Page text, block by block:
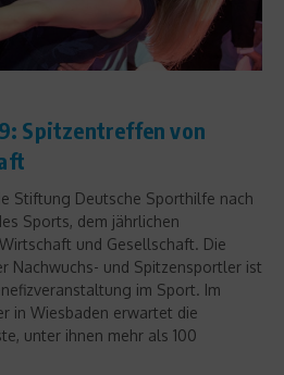
Spitzentreffen von
Stiftung Deutsche Sporthilfe nach
Sports, dem jährlichen
und Gesellschaft. Die
Nachwuchs- und Spitzensportler ist
im Sport. Im
in Wiesbaden erwartet die
unter ihnen mehr als 100